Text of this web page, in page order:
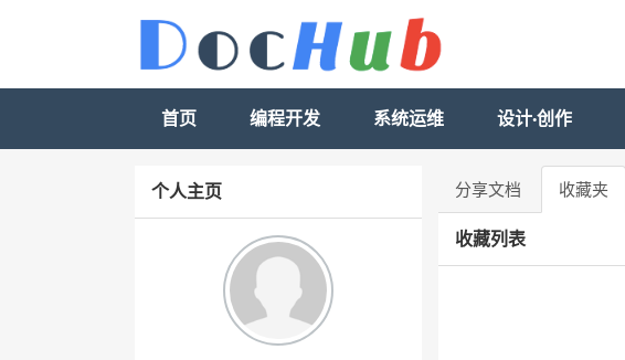
首页 编程开发 系统运维 设计·创作
个人主页 分享文档 收藏夹
收藏列表